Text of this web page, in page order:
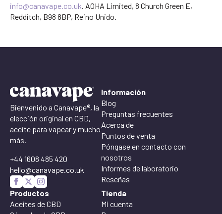
info@canavape.co.uk. AOHA Limited, 8 Church Green E,
Redditch, B98 8BP, Reino Unido.
Bienvenido a Canavape®, la
elección original en CBD,
aceite para vapear y mucho
más.
+44 1608 485 420
hello@canavape.co.uk
Información
Blog
Preguntas frecuentes
Acerca de
Puntos de venta
Póngase en contacto con
nosotros
Informes de laboratorio
Reseñas
Productos
Aceites de CBD
Tienda
Mi cuenta